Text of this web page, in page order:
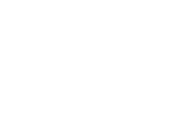
です。
ず変更すること